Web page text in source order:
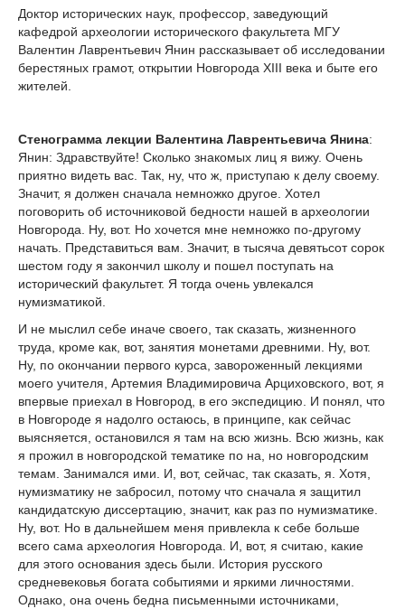
Доктор исторических наук, профессор, заведующий
кафедрой археологии исторического факультета МГУ
Валентин Лаврентьевич Янин рассказывает об исследовании
берестяных грамот, открытии Новгорода XIII века и быте его
жителей.
Стенограмма лекции Валентина Лаврентьевича Янина:
Янин: Здравствуйте! Сколько знакомых лиц я вижу. Очень
приятно видеть вас. Так, ну, что ж, приступаю к делу своему.
Значит, я должен сначала немножко другое. Хотел
поговорить об источниковой бедности нашей в археологии
Новгорода. Ну, вот. Но хочется мне немножко по-другому
начать. Представиться вам. Значит, в тысяча девятьсот сорок
шестом году я закончил школу и пошел поступать на
исторический факультет. Я тогда очень увлекался
нумизматикой.
И не мыслил себе иначе своего, так сказать, жизненного
труда, кроме как, вот, занятия монетами древними. Ну, вот.
Ну, по окончании первого курса, завороженный лекциями
моего учителя, Артемия Владимировича Арциховского, вот, я
впервые приехал в Новгород, в его экспедицию. И понял, что
в Новгороде я надолго остаюсь, в принципе, как сейчас
выясняется, остановился я там на всю жизнь. Всю жизнь, как
я прожил в новгородской тематике по на, но новгородским
темам. Занимался ими. И, вот, сейчас, так сказать, я. Хотя,
нумизматику не забросил, потому что сначала я защитил
кандидатскую диссертацию, значит, как раз по нумизматике.
Ну, вот. Но в дальнейшем меня привлекла к себе больше
всего сама археология Новгорода. И, вот, я считаю, какие
для этого основания здесь были. История русского
средневековья богата событиями и яркими личностями.
Однако, она очень бедна письменными источниками,